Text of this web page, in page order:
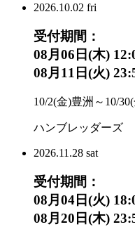
2026.10.02 fri
受付期間：
08月06日(木)
08月11日(火)
10/2(金)豊洲～10/
ハンブレッダーズ
2026.11.28 sat
受付期間：
08月04日(火)
08月20日(木)